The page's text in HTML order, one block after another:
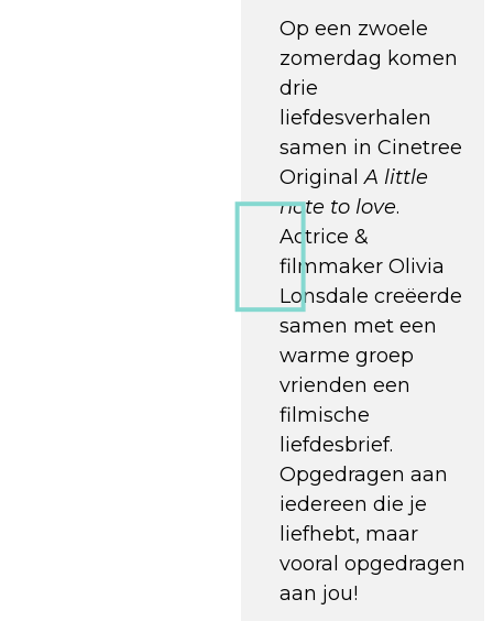
Op een zwoele
zomerdag komen
drie
liefdesverhalen
samen in Cinetree
OriginalA little
note to love.
Actrice &
filmmaker Olivia
Lonsdale creëerde
samen met een
warme groep
vrienden een
filmische
liefdesbrief.
Opgedragen aan
iedereen die je
liefhebt, maar
vooral opgedragen
aan jou!